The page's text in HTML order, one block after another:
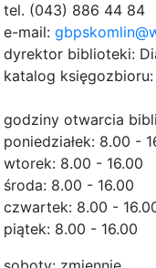
tel. (043) 886 44 84
e-mail:
dyrektor biblioteki:
katalog księgozbioru:
godziny otwarcia
poniedziałek: 8.00 -
wtorek: 8.00 - 16.00
środa: 8.00 - 16.00
czwartek: 8.00 -
piątek: 8.00 - 16.00